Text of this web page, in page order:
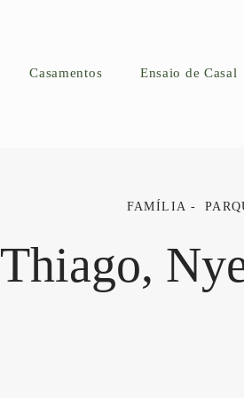
Casamentos Ensaio de Casal
FAMÍLIA
Thiago,